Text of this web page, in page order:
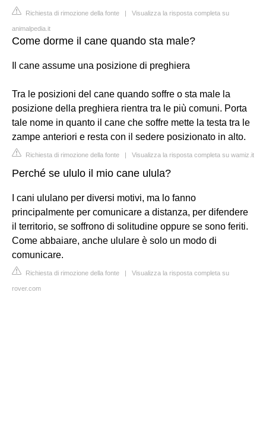
Richiesta di rimozione della fonte | Visualizza la risposta completa su
animalpedia.it
Come dorme il cane quando sta male?
Il cane assume una posizione di preghiera
Tra le posizioni del cane quando soffre o sta male la
posizione della preghiera rientra tra le più comuni. Porta
tale nome in quanto il cane che soffre mette la testa tra le
zampe anteriori e resta con il sedere posizionato in alto.
Richiesta di rimozione della fonte | Visualizza la risposta completa su wamiz.it
Perché se ululo il mio cane ulula?
I cani ululano per diversi motivi, ma lo fanno
principalmente per comunicare a distanza, per difendere
il territorio, se soffrono di solitudine oppure se sono feriti.
Come abbaiare, anche ululare è solo un modo di
comunicare.
Richiesta di rimozione della fonte | Visualizza la risposta completa su
rover.com